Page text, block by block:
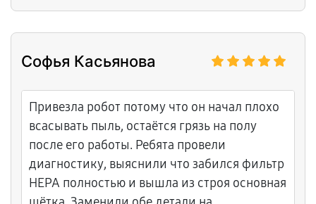
деталями. Уровень обслуживания на
Софья Касьянова
Привезла робот потому что он начал плохо
всасывать пыль, остаётся грязь на полу
после его работы. Ребята провели
диагностику, выяснили что забился фильтр
HEPA полностью и вышла из строя основная